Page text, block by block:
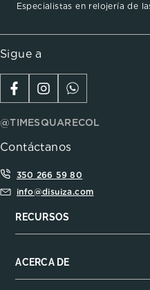
Especialistas en relojería de
Sigue a
@TIMESQUARECOL
Contáctanos
350 266 59 80
info@disuiza.com
RECURSOS
ACERCA DE